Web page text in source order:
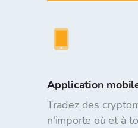
Application
Tradez des
n'importe où et à